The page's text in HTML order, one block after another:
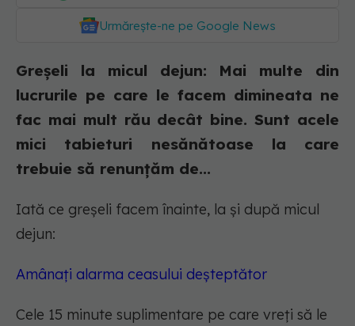
Urmărește-ne pe Google News
Greșeli la micul dejun: Mai multe din
lucrurile pe care le facem dimineata ne
fac mai mult rău decât bine. Sunt acele
mici tabieturi nesănătoase la care
trebuie să renunțăm de...
Iată ce greșeli facem înainte, la și după micul
dejun:
Amânați alarma ceasului deșteptător
Cele 15 minute suplimentare pe care vreți să le